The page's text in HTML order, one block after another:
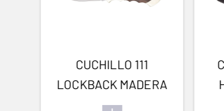
CUCHILLO 111
LOCKBACK MADERA